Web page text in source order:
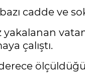
cadde ve
yakalanan
çalıştı.
derece